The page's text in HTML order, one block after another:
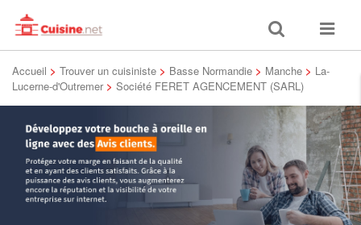
Toggle
search
Toggle
Accueil > Trouver un cuisiniste > Basse Normandie > Manche > La-
Lucerne-d'Outremer > Société FERET AGENCEMENT (SARL)